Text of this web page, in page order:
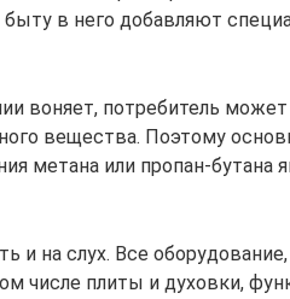
в него добавляют
воняет, потребитель может
вещества. Поэтому
метана или пропан-бутана
и на слух. Все
числе плиты и духовки,